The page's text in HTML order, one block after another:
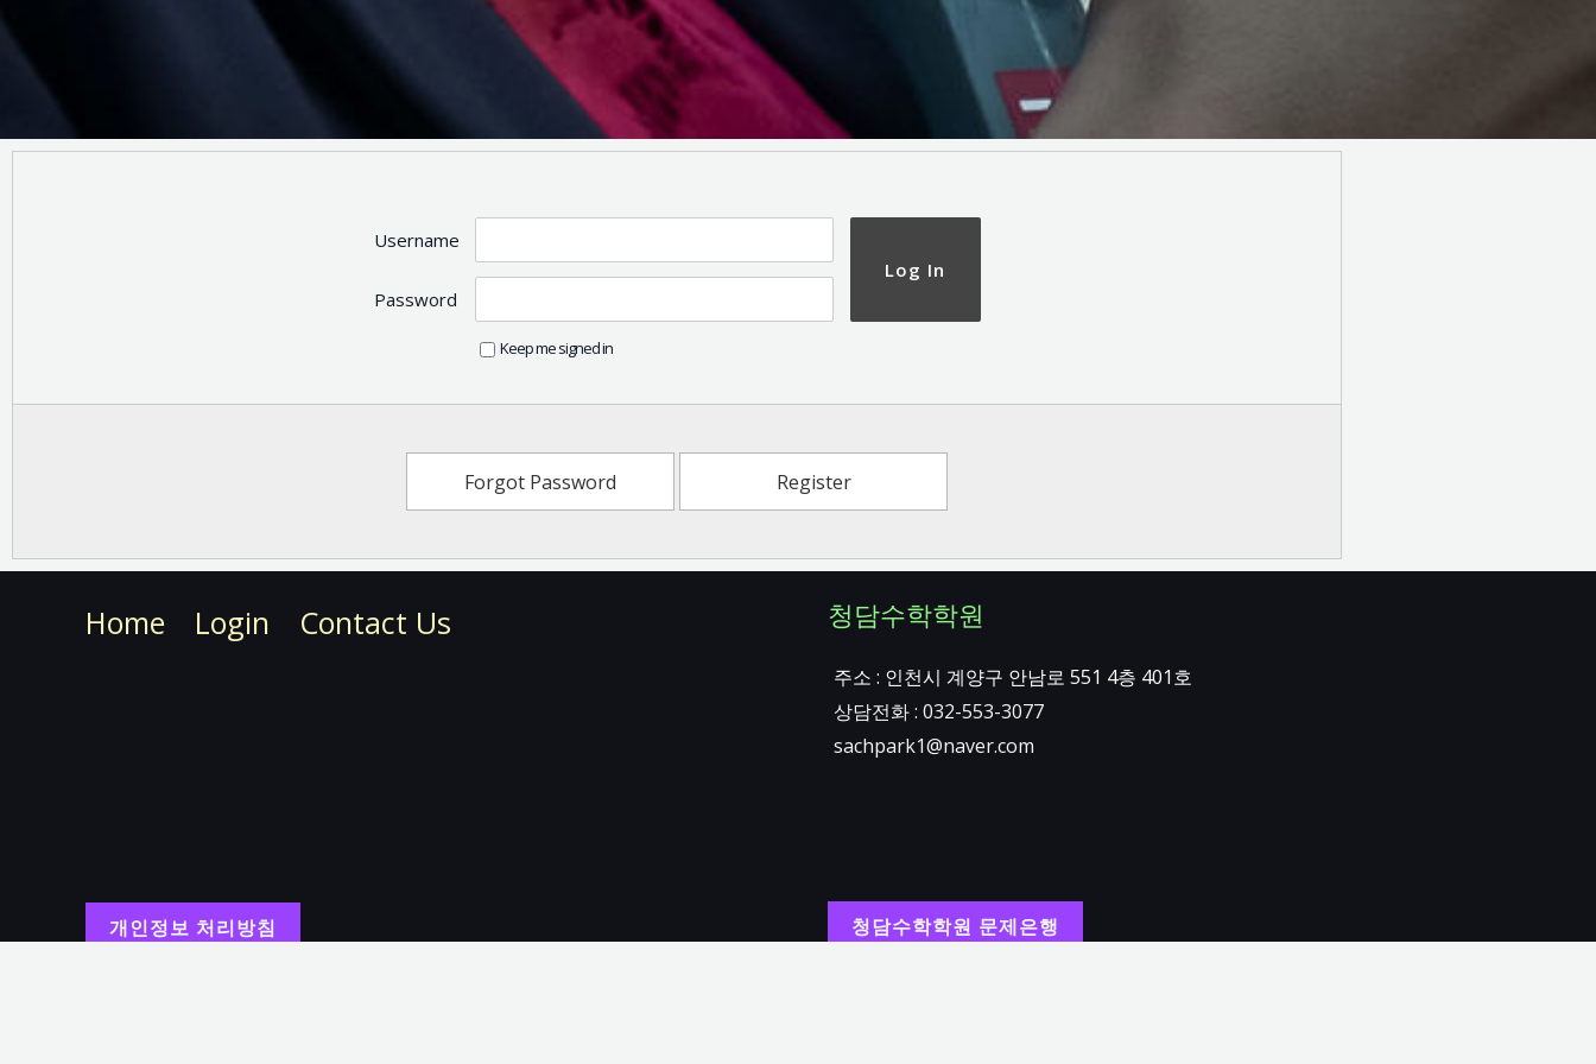
Username
Password
Keep me signed in
Log In
Forgot Password Register
Home Login Contact Us 청담수학학원
주소 : 인천시 계양구 안남로 551 4층 401호
상담전화 : 032-553-3077
sachpark1@naver.com
개인정보 처리방침 청담수학학원 문제은행